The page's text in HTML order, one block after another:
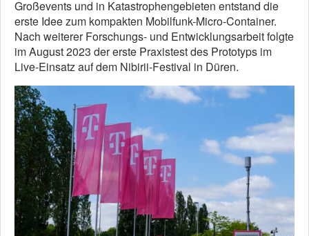
Großevents und in Katastrophengebieten entstand die
erste Idee zum kompakten Mobilfunk-Micro-Container.
Nach weiterer Forschungs- und Entwicklungsarbeit folgte
im August 2023 der erste Praxistest des Prototyps im
Live-Einsatz auf dem Nibirii-Festival in Düren.